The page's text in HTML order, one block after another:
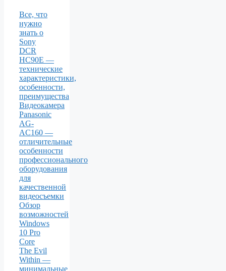
Все, что
нужно
знать о
Sony
DCR
HC90E —
технические
характеристики,
особенности,
преимущества
Видеокамера
Panasonic
AG-
AC160 —
отличительные
особенности
профессионального
оборудования
для
качественной
видеосъемки
Обзор
возможностей
Windows
10 Pro
Core
The Evil
Within —
минимальные